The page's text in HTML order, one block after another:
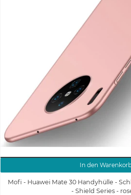
In den
Mofi - Huawei Mate 30 Handyhülle -
- Shield Series -